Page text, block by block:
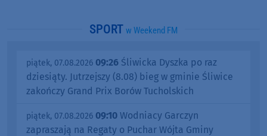
SPORT w Weekend FM
piątek, 07.08.2026 09:26 Śliwicka Dyszka po raz
dziesiąty. Jutrzejszy (8.08) bieg w gminie Śliwice
zakończy Grand Prix Borów Tucholskich
piątek, 07.08.2026 09:10 Wodniacy Garczyn
zapraszają na Regaty o Puchar Wójta Gminy